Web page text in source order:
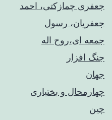
جعفری چمازکتی، احمد
جعفریان، رسول
جمعه ای،روح اله
جنگ افزار
جهان
چهارمحال و بختیاری
چین